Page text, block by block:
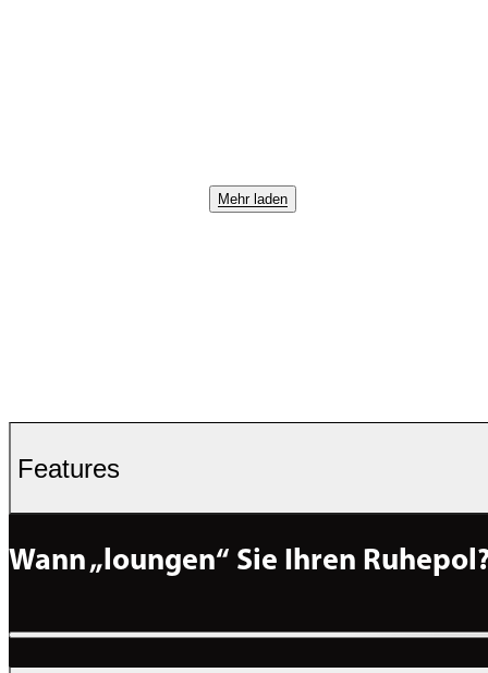
Mehr laden
Features
Wann „loungen“ Sie Ihren